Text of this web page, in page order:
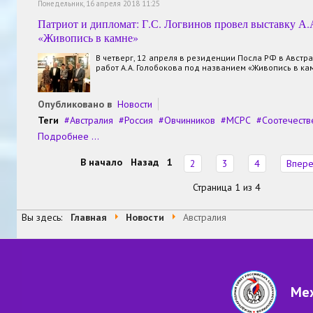
Понедельник, 16 апреля 2018 11:25
Патриот и дипломат: Г.С. Логвинов провел выставку
«Живопись в камне»
В четверг, 12 апреля в резиденции Посла РФ в
работ А.А. Голобокова под названием «Живопись в
Опубликовано в Новости
Теги
Австралия Россия Овчинников МСРС
Подробнее ...
В начало Назад 1 2 3 4
Страница 1 из 4
Вы здесь: Главная Новости Австралия